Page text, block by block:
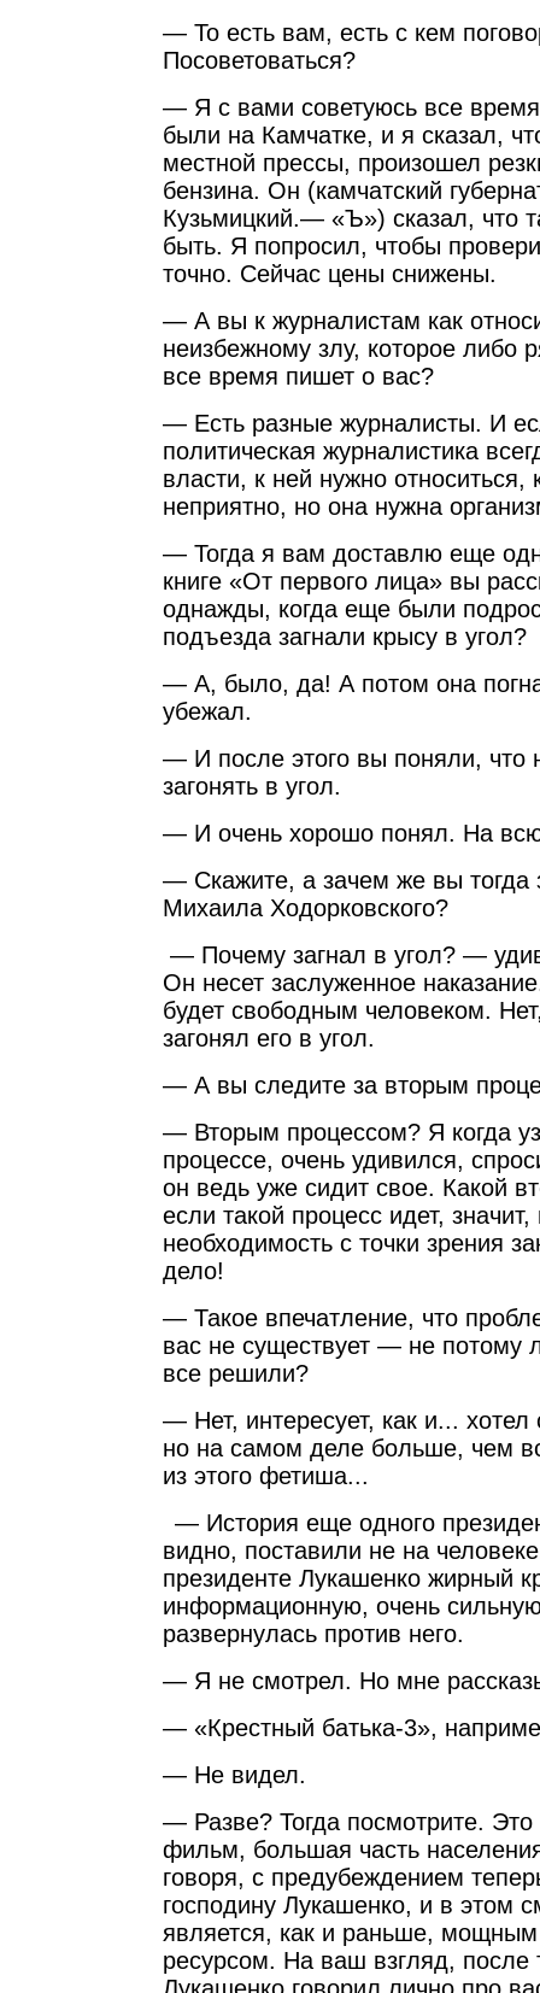
— То есть вам, есть с кем
Посоветоваться?
— Я с вами советуюсь все
были на Камчатке, и я сказал,
местной прессы, произошел
бензина. Он (камчатский
Кузьмицкий.— «Ъ») сказал, что
быть. Я попросил, чтобы
точно. Сейчас цены снижены.
— А вы к журналистам как
неизбежному злу, которое либо
все время пишет о вас?
— Есть разные журналисты. И
политическая журналистика
власти, к ней нужно относиться,
неприятно, но она нужна
— Тогда я вам доставлю еще
книге «От первого лица» вы
однажды, когда еще были
подъезда загнали крысу в угол?
— А, было, да! А потом она
убежал.
— И после этого вы поняли, что
загонять в угол.
— И очень хорошо понял. На
— Скажите, а зачем же вы тогда
Михаила Ходорковского?
— Почему загнал в угол? —
Он несет заслуженное
будет свободным человеком.
загонял его в угол.
— А вы следите за вторым
— Вторым процессом? Я когда
процессе, очень удивился,
он ведь уже сидит свое. Какой
если такой процесс идет,
необходимость с точки зрения
дело!
— Такое впечатление, что
вас не существует — не потому
все решили?
— Нет, интересует, как и... хотел
но на самом деле больше, чем
из этого фетиша...
— История еще одного
видно, поставили не на
президенте Лукашенко жирный
информационную, очень
развернулась против него.
— Я не смотрел. Но мне
— «Крестный батька-3»,
— Не видел.
— Разве? Тогда посмотрите.
фильм, большая часть
говоря, с предубеждением
господину Лукашенко, и в этом
является, как и раньше, мощным
ресурсом. На ваш взгляд, после